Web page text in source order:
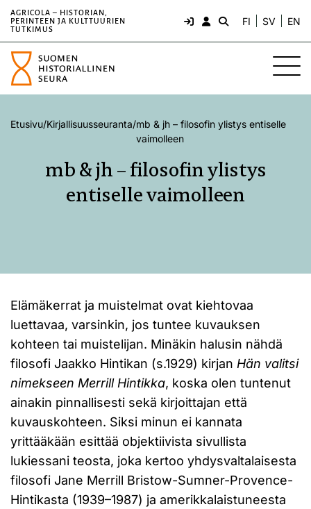
AGRICOLA – HISTORIAN,
PERINTEEN JA KULTTUURIEN
TUTKIMUS
FI SV EN
Etusivu/Kirjallisuusseuranta/mb & jh – filosofin ylistys entiselle
vaimolleen
mb & jh – filosofin ylistys
entiselle vaimolleen
Elämäkerrat ja muistelmat ovat kiehtovaa
luettavaa, varsinkin, jos tuntee kuvauksen
kohteen tai muistelijan. Minäkin halusin nähdä
filosofi Jaakko Hintikan (s.1929) kirjan Hän valitsi
nimekseen Merrill Hintikka, koska olen tuntenut
ainakin pinnallisesti sekä kirjoittajan että
kuvauskohteen. Siksi minun ei kannata
yrittääkään esittää objektiivista sivullista
lukiessani teosta, joka kertoo yhdysvaltalaisesta
filosofi Jane Merrill Bristow-Sumner-Provence-
Hintikasta (1939–1987) ja amerikkalaistuneesta